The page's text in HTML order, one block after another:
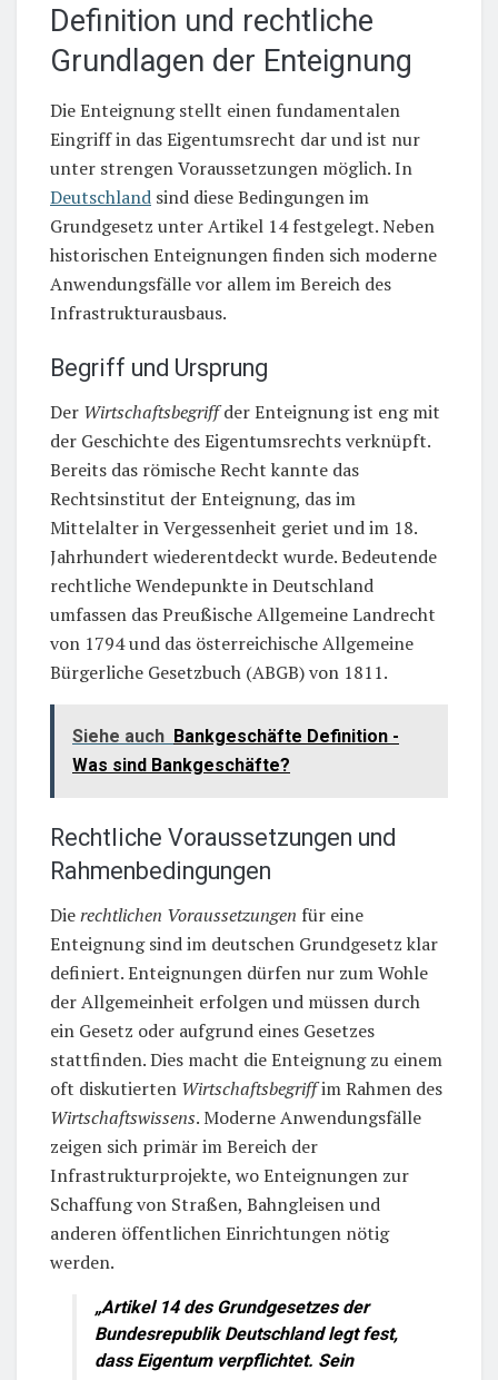
Definition und rechtliche
Grundlagen der Enteignung
Die Enteignung stellt einen fundamentalen
Eingriff in das Eigentumsrecht dar und ist nur
unter strengen Voraussetzungen möglich. In
Deutschland sind diese Bedingungen im
Grundgesetz unter Artikel 14 festgelegt. Neben
historischen Enteignungen finden sich moderne
Anwendungsfälle vor allem im Bereich des
Infrastrukturausbaus.
Begriff und Ursprung
Der Wirtschaftsbegriffder Enteignung ist eng mit
der Geschichte des Eigentumsrechts verknüpft.
Bereits das römische Recht kannte das
Rechtsinstitut der Enteignung, das im
Mittelalter in Vergessenheit geriet und im 18.
Jahrhundert wiederentdeckt wurde. Bedeutende
rechtliche Wendepunkte in Deutschland
umfassen das Preußische Allgemeine Landrecht
von 1794 und das österreichische Allgemeine
Bürgerliche Gesetzbuch (ABGB) von 1811.
Siehe auch Bankgeschäfte Definition -
Was sind Bankgeschäfte?
Rechtliche Voraussetzungen und
Rahmenbedingungen
Dierechtlichen Voraussetzungen für eine
Enteignung sind im deutschen Grundgesetz klar
definiert. Enteignungen dürfen nur zum Wohle
der Allgemeinheit erfolgen und müssen durch
ein Gesetz oder aufgrund eines Gesetzes
stattfinden. Dies macht die Enteignung zu einem
oft diskutierten Wirtschaftsbegriffim Rahmen des
Wirtschaftswissens. Moderne Anwendungsfälle
zeigen sich primär im Bereich der
Infrastrukturprojekte, wo Enteignungen zur
Schaffung von Straßen, Bahngleisen und
anderen öffentlichen Einrichtungen nötig
werden.
„Artikel 14 des Grundgesetzes der
Bundesrepublik Deutschland legt fest,
dass Eigentum verpflichtet. Sein